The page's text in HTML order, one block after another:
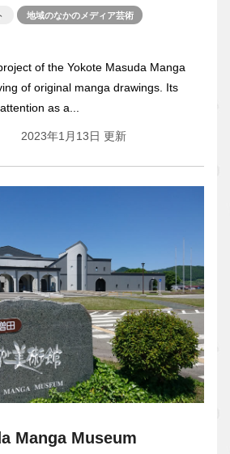
地域のなかのメディア芸術
of the Yokote Masuda Manga
of original manga drawings. Its
as a...
2023年1月13日 更新
Manga Museum